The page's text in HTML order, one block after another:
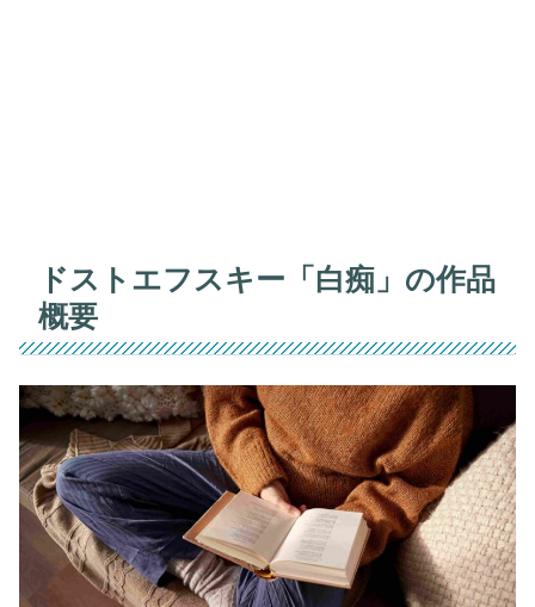
ドストエフスキー「白痴」の作品
概要